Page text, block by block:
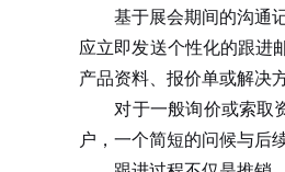
基于展会期间的沟通记
应立即发送个性化的跟进
产品资料、报价单或解决
对于一般询价或索取资
户，一个简短的问候与后